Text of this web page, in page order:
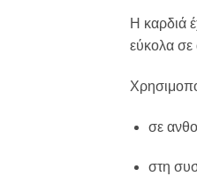
Η καρδιά
εύκολα σε
σε
στη